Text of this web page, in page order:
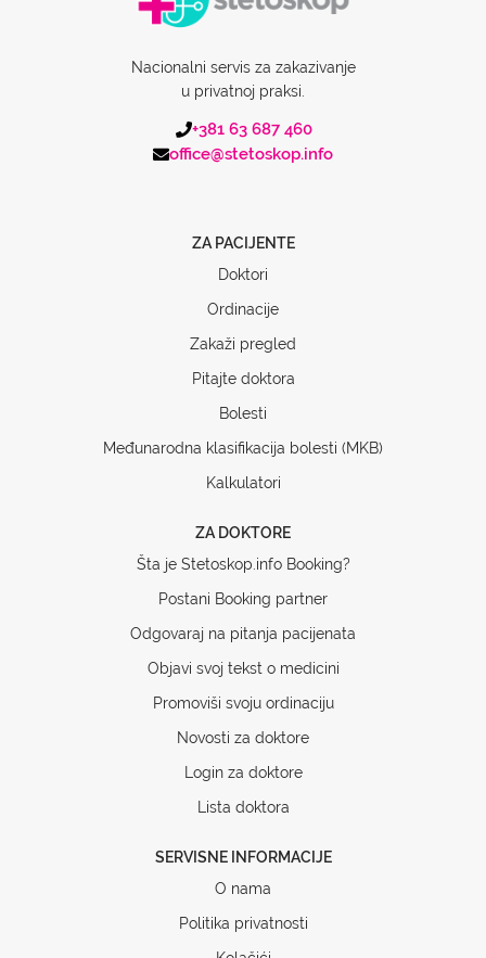
Nacionalni servis za zakazivanje
u privatnoj praksi.
+381 63 687 460
office@stetoskop.info
ZA PACIJENTE
Doktori
Ordinacije
Zakaži pregled
Pitajte doktora
Bolesti
Međunarodna klasifikacija bolesti (MKB)
Kalkulatori
ZA DOKTORE
Šta je Stetoskop.info Booking?
Postani Booking partner
Odgovaraj na pitanja pacijenata
Objavi svoj tekst o medicini
Promoviši svoju ordinaciju
Novosti za doktore
Login za doktore
Lista doktora
SERVISNE INFORMACIJE
O nama
Politika privatnosti